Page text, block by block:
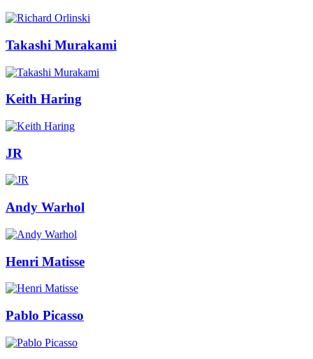
Takashi Murakami
Keith Haring
JR
Andy Warhol
Henri Matisse
Pablo Picasso